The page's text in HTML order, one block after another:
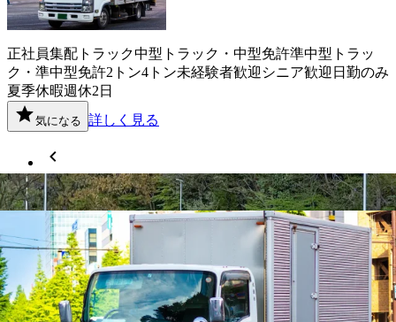
正社員集配 トラック中型トラック・中型免許準中型トラッ
ク・準中型免許2トン4トン未経験者歓迎 シニア歓迎 日勤のみ
夏季休暇週休2日
気になる 詳しく見る
1
2
奈良県内の市区町村の
中型トラック・
中型免許ドライバー求人を探す